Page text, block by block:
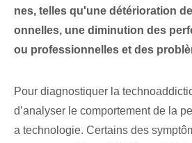
nes, telles qu'une détérioration
onnelles, une diminution des
ou professionnelles et des
Pour diagnostiquer la
d’analyser le comportement de la
a technologie. Certains des